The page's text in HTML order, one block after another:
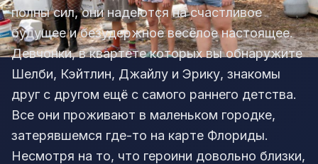
полны сил, они надеются на счастливое
будущее и безудержное весёлое настоящее.
Девчонки, в квартете которых вы обнаружите
Шелби, Кэйтлин, Джайлу и Эрику, знакомы
друг с другом ещё с самого раннего детства.
Все они проживают в маленьком городке,
затерявшемся где-то на карте Флориды.
Несмотря на то, что героини довольно близки,